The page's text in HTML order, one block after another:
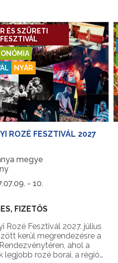
ÉS SZÜRETI
FESZTIVÁL
NYÁR
ROZÉ FESZTIVÁL 2027
megye
- 10.
FIZETŐS
Rozé Fesztivál 2027. július
kerül megrendezésre a
ahol a
legjobb rozé borai, a régió